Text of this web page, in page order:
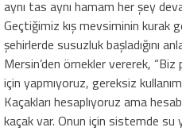
aynı tas aynı hamam her şey
Geçtiğimiz kış mevsiminin kurak
şehirlerde susuzluk başladığını
Mersin’den örnekler vererek, “Biz
için yapmıyoruz, gereksiz
Kaçakları hesaplıyoruz ama
kaçak var. Onun için sistemde su